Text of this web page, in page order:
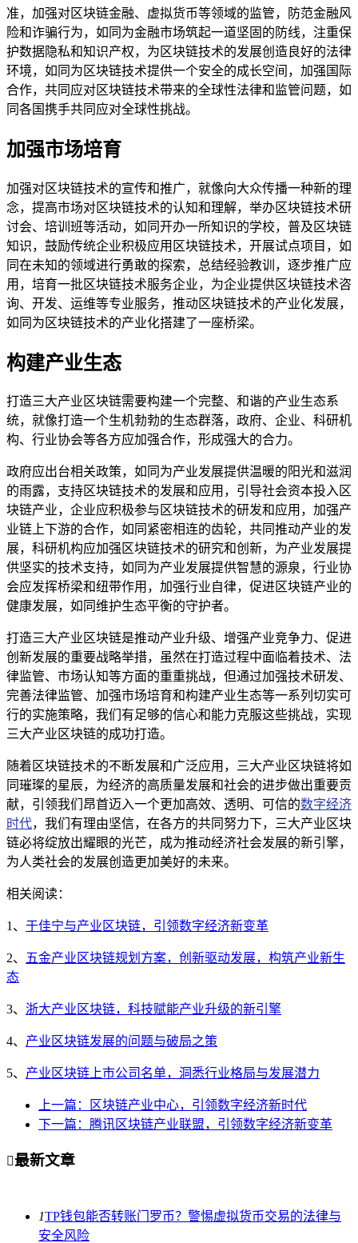
准，加强对区块链金融、虚拟货币等领域的监管，防范金融风
险和诈骗行为，如同为金融市场筑起一道坚固的防线，注重保
护数据隐私和知识产权，为区块链技术的发展创造良好的法律
环境，如同为区块链技术提供一个安全的成长空间，加强国际
合作，共同应对区块链技术带来的全球性法律和监管问题，如
同各国携手共同应对全球性挑战。
加强市场培育
加强对区块链技术的宣传和推广，就像向大众传播一种新的理
念，提高市场对区块链技术的认知和理解，举办区块链技术研
讨会、培训班等活动，如同开办一所知识的学校，普及区块链
知识，鼓励传统企业积极应用区块链技术，开展试点项目，如
同在未知的领域进行勇敢的探索，总结经验教训，逐步推广应
用，培育一批区块链技术服务企业，为企业提供区块链技术咨
询、开发、运维等专业服务，推动区块链技术的产业化发展，
如同为区块链技术的产业化搭建了一座桥梁。
构建产业生态
打造三大产业区块链需要构建一个完整、和谐的产业生态系
统，就像打造一个生机勃勃的生态群落，政府、企业、科研机
构、行业协会等各方应加强合作，形成强大的合力。
政府应出台相关政策，如同为产业发展提供温暖的阳光和滋润
的雨露，支持区块链技术的发展和应用，引导社会资本投入区
块链产业，企业应积极参与区块链技术的研发和应用，加强产
业链上下游的合作，如同紧密相连的齿轮，共同推动产业的发
展，科研机构应加强区块链技术的研究和创新，为产业发展提
供坚实的技术支持，如同为产业发展提供智慧的源泉，行业协
会应发挥桥梁和纽带作用，加强行业自律，促进区块链产业的
健康发展，如同维护生态平衡的守护者。
打造三大产业区块链是推动产业升级、增强产业竞争力、促进
创新发展的重要战略举措，虽然在打造过程中面临着技术、法
律监管、市场认知等方面的重重挑战，但通过加强技术研发、
完善法律监管、加强市场培育和构建产业生态等一系列切实可
行的实施策略，我们有足够的信心和能力克服这些挑战，实现
三大产业区块链的成功打造。
随着区块链技术的不断发展和广泛应用，三大产业区块链将如
同璀璨的星辰，为经济的高质量发展和社会的进步做出重要贡
献，引领我们昂首迈入一个更加高效、透明、可信的数字经济
时代，我们有理由坚信，在各方的共同努力下，三大产业区块
链必将绽放出耀眼的光芒，成为推动经济社会发展的新引擎，
为人类社会的发展创造更加美好的未来。
相关阅读：
1、 于佳宁与产业区块链，引领数字经济新变革
2、 五金产业区块链规划方案，创新驱动发展，构筑产业新生
态
3、 浙大产业区块链，科技赋能产业升级的新引擎
4、 产业区块链发展的问题与破局之策
5、 产业区块链上市公司名单，洞悉行业格局与发展潜力
上一篇：区块链产业中心，引领数字经济新时代
下一篇：腾讯区块链产业联盟，引领数字经济新变革
最新文章
1TP钱包能否转账门罗币？警惕虚拟货币交易的法律与
安全风险